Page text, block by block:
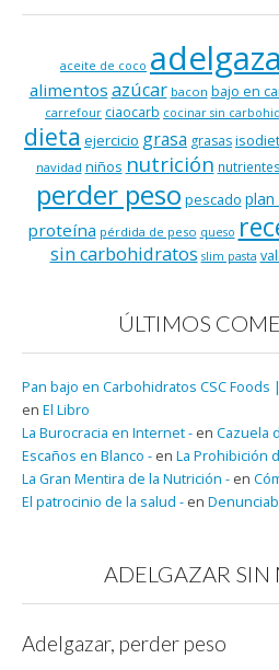
aceite de coco
alimentos azúcar bacon bajo en
carrefour ciaocarb cocinar sin
dieta ejercicio grasa grasas
navidad niños nutrición nutrientes
perder peso pescado plan
proteína pérdida de peso queso
sin carbohidratos slim pasta
ÚLTIMOS
Pan bajo en Carbohidratos CSC Foods |
en El Libro
La Burocracia en Internet - en Cazuela
Escaños en Blanco - en La Prohibición
La Gran Mentira de la Nutrición - en
El patrocinio de la salud - en
ADELGAZAR SIN
Adelgazar, perder peso